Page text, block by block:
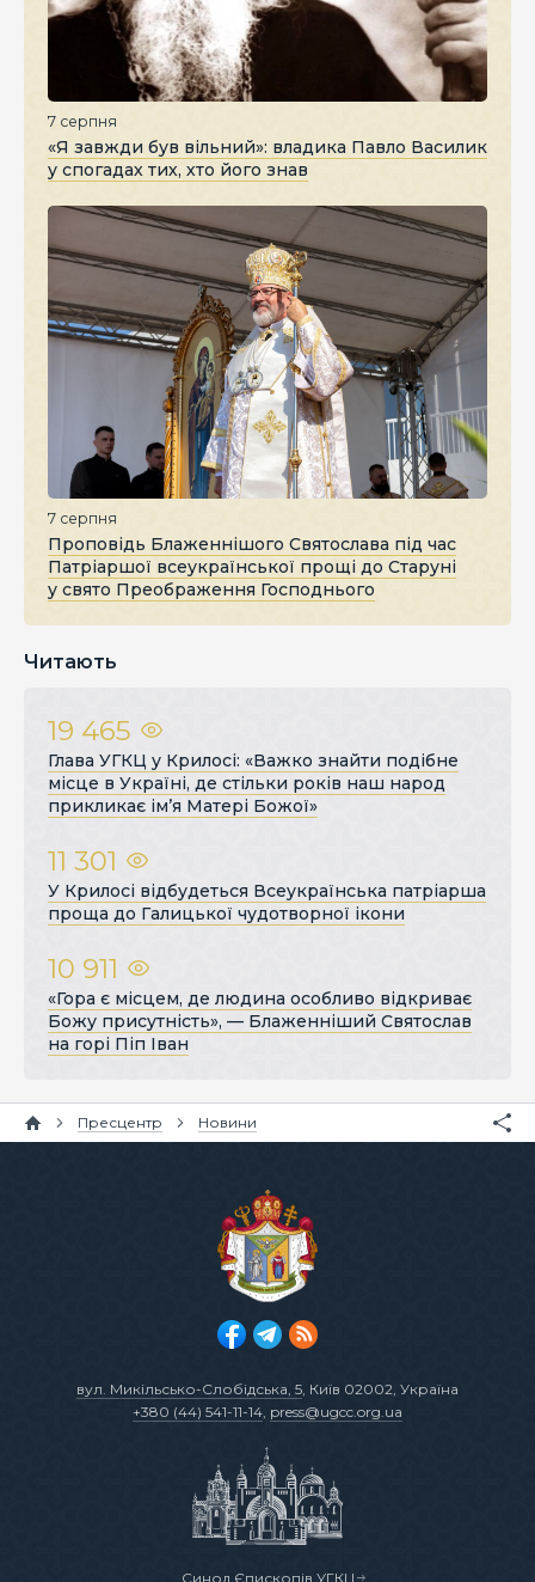
7 серпня
«Я завжди був вільний»: владика Павло Василик
у спогадах тих, хто його знав
7 серпня
Проповідь Блаженнішого Святослава під час
Патріаршої всеукраїнської прощі до Старуні
у свято Преображення Господнього
Читають
19 465
Глава УГКЦ у Крилосі: «Важко знайти подібне
місце в Україні, де стільки років наш народ
прикликає ім’я Матері Божої»
11 301
У Крилосі відбудеться Всеукраїнська патріарша
проща до Галицької чудотворної ікони
10 911
«Гора є місцем, де людина особливо відкриває
Божу присутність», — Блаженніший Святослав
на горі Піп Іван
Пресцентр Новини
вул. Микільсько-Слобідська, 5, Київ 02002, Україна
+380 (44) 541-11-14, press@ugcc.org.ua
Синод Єпископів УГКЦ